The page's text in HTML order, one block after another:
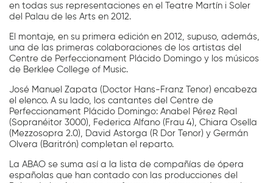
en todas sus representaciones en el Teatre Martín i Soler
del Palau de les Arts en 2012.
El montaje, en su primera edición en 2012, supuso, además,
una de las primeras colaboraciones de los artistas del
Centre de Perfeccionament Plácido Domingo y los músicos
de Berklee College of Music.
José Manuel Zapata (Doctor Hans-Franz Tenor) encabeza
el elenco. A su lado, los cantantes del Centre de
Perfeccionament Plácido Domingo: Anabel Pérez Real
(Sopranéitor 3000), Federica Alfano (Frau 4), Chiara Osella
(Mezzosopra 2.0), David Astorga (R Dor Tenor) y Germán
Olvera (Baritrón) completan el reparto.
La ABAO se suma así a la lista de compañías de ópera
españolas que han contado con las producciones del